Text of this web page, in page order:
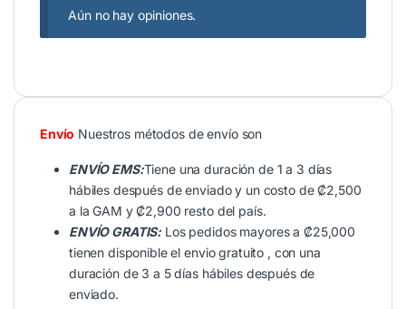
Aún no hay opiniones.
Envío Nuestros métodos de envío son
ENVÍO EMS:Tiene una duración de 1 a 3 días
hábiles después de enviado y un costo de ₡2,500
a la GAM y ₡2,900 resto del país.
ENVÍO GRATIS: Los pedidos mayores a ₡25,000
tienen disponible el envio gratuito , con una
duración de 3 a 5 días hábiles después de
enviado.